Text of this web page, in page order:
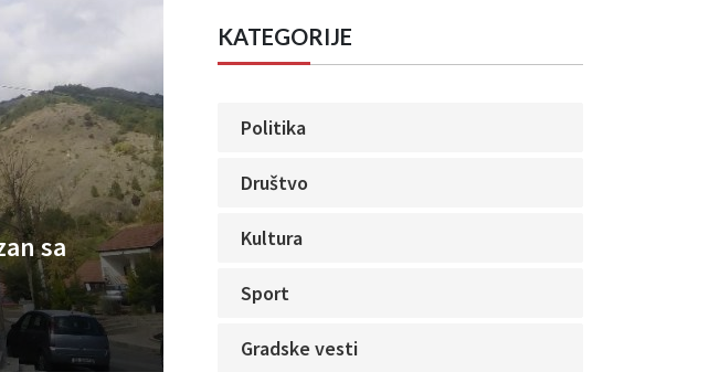
sa
KATEGORIJE
Politika
Društvo
Kultura
Sport
Gradske vesti